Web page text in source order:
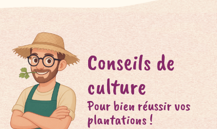
Conseils de
culture
Pour bien réussir vos
plantations !